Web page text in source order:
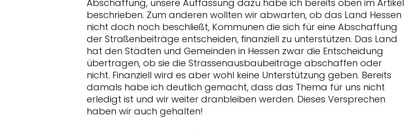
Abschaffung, unsere Auffassung dazu habe ich bereits oben im Artikel
beschrieben. Zum anderen wollten wir abwarten, ob das Land Hessen
nicht doch noch beschließt, Kommunen die sich für eine Abschaffung
der Straßenbeiträge entscheiden, finanziell zu unterstützen. Das Land
hat den Städten und Gemeinden in Hessen zwar die Entscheidung
übertragen, ob sie die Strassenausbaubeiträge abschaffen oder
nicht. Finanziell wird es aber wohl keine Unterstützung geben. Bereits
damals habe ich deutlich gemacht, dass das Thema für uns nicht
erledigt ist und wir weiter dranbleiben werden. Dieses Versprechen
haben wir auch gehalten!